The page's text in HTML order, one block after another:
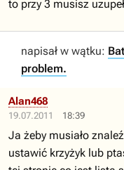
to przy 3 musisz
napisał w wątku:
problem.
19.07.2011 18:39
Alan468
Ja żeby musiało
ustawić krzyżyk lub